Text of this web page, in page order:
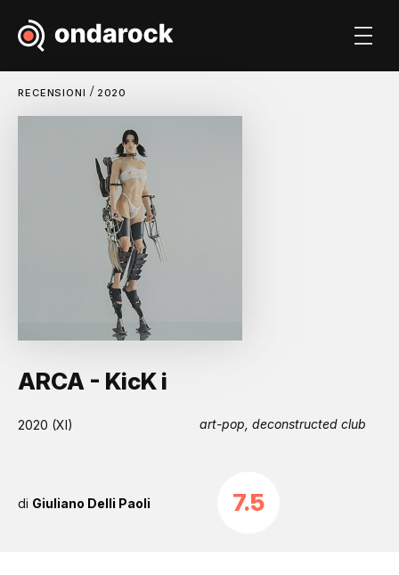
RECENSIONI / 2020
ARCA - KicK i
2020 (Xl) art-pop, deconstructed club
di Giuliano Delli Paoli 7.5